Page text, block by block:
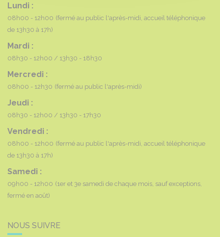
Lundi :
08h00 - 12h00 (fermé au public l'après-midi, accueil téléphonique
de 13h30 à 17h)
Mardi :
08h30 - 12h00 13h30 - 18h30
Mercredi :
08h00 - 12h30 (fermé au public l'après-midi)
Jeudi :
08h30 - 12h00 13h30 - 17h30
Vendredi :
08h00 - 12h00 (fermé au public l'après-midi, accueil téléphonique
de 13h30 à 17h)
Samedi :
09h00 - 12h00 (1er et 3e samedi de chaque mois, sauf exceptions,
fermé en août)
NOUS SUIVRE